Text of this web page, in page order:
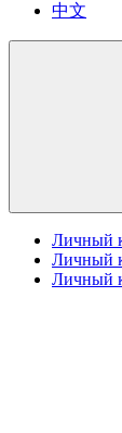
中文
Личный
Личный
Личный